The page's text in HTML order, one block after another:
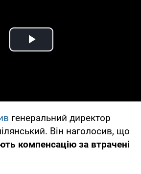
Play Video
генеральний директор
Він наголосив, що
компенсацію за втрачені